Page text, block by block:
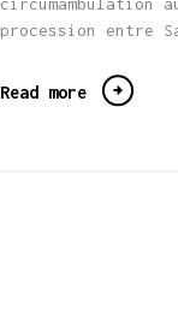
procession entre
Read more